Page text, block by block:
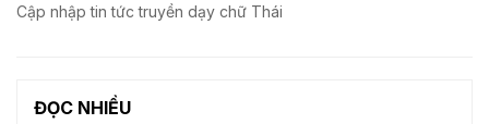
Cập nhập tin tức truyền dạy chữ Thái
ĐỌC NHIỀU